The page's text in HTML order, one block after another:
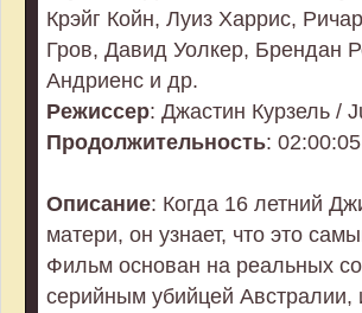
Крэйг Койн, Луиз Харрис,
Гров, Давид Уолкер, Брендан
Андриенс и др.
Режиссер: Джастин Курзель /
Продолжительность: 02:00:05
Описание: Когда 16 летний
матери, он узнает, что это
Фильм основан на реальных
серийным убийцей Австралии,